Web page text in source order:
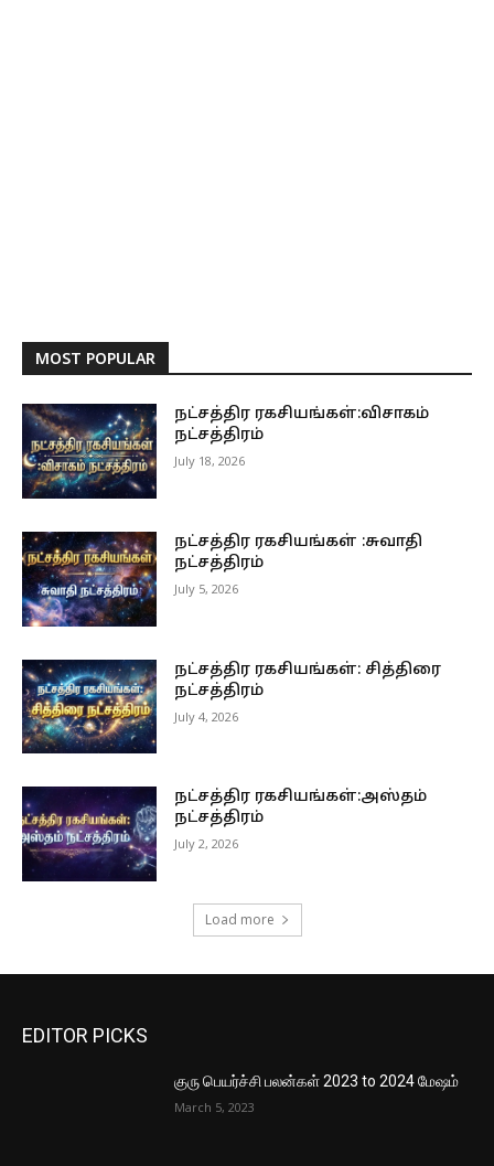
MOST POPULAR
நட்சத்திர ரகசியங்கள்:விசாகம்
நட்சத்திரம்
July 18, 2026
நட்சத்திர ரகசியங்கள் :சுவாதி
நட்சத்திரம்
July 5, 2026
நட்சத்திர ரகசியங்கள்: சித்திரை
நட்சத்திரம்
July 4, 2026
நட்சத்திர ரகசியங்கள்:அஸ்தம்
நட்சத்திரம்
July 2, 2026
Load more
EDITOR PICKS
குரு பெயர்ச்சி பலன்கள் 2023 to 2024 மேஷம்
March 5, 2023